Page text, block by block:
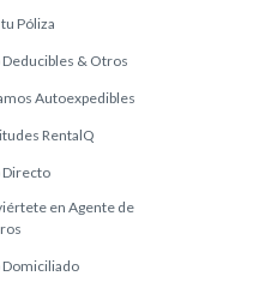
tu Póliza
Deducibles & Otros
Autoexpedibles
RentalQ
Directo
en Agente de
Domiciliado